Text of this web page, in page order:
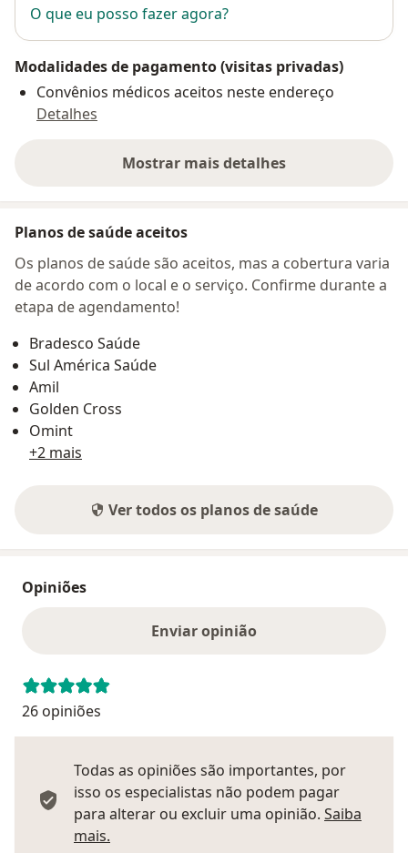
O que eu posso fazer agora?
Modalidades de pagamento (visitas privadas)
Convênios médicos aceitos neste endereço
Detalhes
Mostrar mais detalhes
sobre o endereço
Planos de saúde aceitos
Os planos de saúde são aceitos, mas a cobertura varia
de acordo com o local e o serviço. Confirme durante a
etapa de agendamento!
Bradesco Saúde
Sul América Saúde
Amil
Golden Cross
Omint
+2 mais
Ver todos os planos de saúde
Opiniões
Enviar opinião
26 opiniões
Todas as opiniões são importantes, por
isso os especialistas não podem pagar
para alterar ou excluir uma opinião. Saiba
mais.